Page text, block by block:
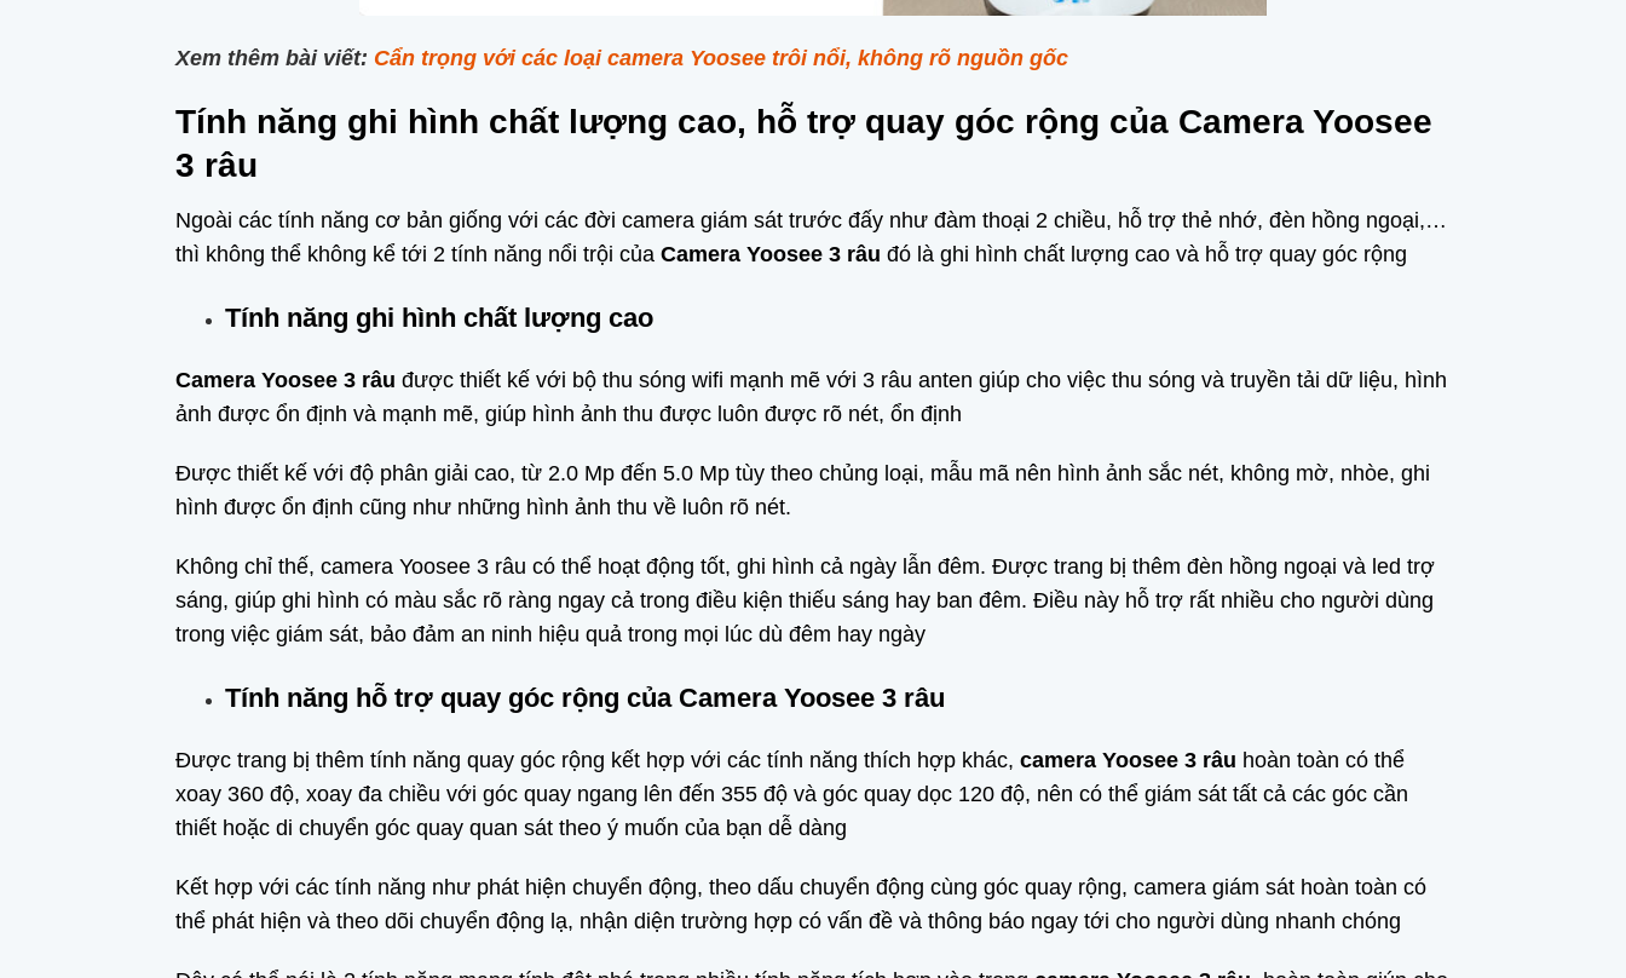
Xem thêm bài viết: Cẩn trọng với các loại camera Yoosee trôi nổi, không rõ nguồn gốc
Tính năng ghi hình chất lượng cao, hỗ trợ quay góc rộng của Camera Yoosee
3 râu
Ngoài các tính năng cơ bản giống với các đời camera giám sát trước đấy như đàm thoại 2 chiều, hỗ trợ thẻ nhớ, đèn hồng ngoại,…
thì không thể không kể tới 2 tính năng nổi trội củaCamera Yoosee 3 râu đó là ghi hình chất lượng cao và hỗ trợ quay góc rộng
Tính năng ghi hình chất lượng cao
Camera Yoosee 3 râu được thiết kế với bộ thu sóng wifi mạnh mẽ với 3 râu anten giúp cho việc thu sóng và truyền tải dữ liệu, hình
ảnh được ổn định và mạnh mẽ, giúp hình ảnh thu được luôn được rõ nét, ổn định
Được thiết kế với độ phân giải cao, từ 2.0 Mp đến 5.0 Mp tùy theo chủng loại, mẫu mã nên hình ảnh sắc nét, không mờ, nhòe, ghi
hình được ổn định cũng như những hình ảnh thu về luôn rõ nét.
Không chỉ thế, camera Yoosee 3 râu có thể hoạt động tốt, ghi hình cả ngày lẫn đêm. Được trang bị thêm đèn hồng ngoại và led trợ
sáng, giúp ghi hình có màu sắc rõ ràng ngay cả trong điều kiện thiếu sáng hay ban đêm. Điều này hỗ trợ rất nhiều cho người dùng
trong việc giám sát, bảo đảm an ninh hiệu quả trong mọi lúc dù đêm hay ngày
Tính năng hỗ trợ quay góc rộng của Camera Yoosee 3 râu
Được trang bị thêm tính năng quay góc rộng kết hợp với các tính năng thích hợp khác,camera Yoosee 3 râu hoàn toàn có thể
xoay 360 độ, xoay đa chiều với góc quay ngang lên đến 355 độ và góc quay dọc 120 độ, nên có thể giám sát tất cả các góc cần
thiết hoặc di chuyển góc quay quan sát theo ý muốn của bạn dễ dàng
Kết hợp với các tính năng như phát hiện chuyển động, theo dấu chuyển động cùng góc quay rộng, camera giám sát hoàn toàn có
thể phát hiện và theo dõi chuyển động lạ, nhận diện trường hợp có vấn đề và thông báo ngay tới cho người dùng nhanh chóng